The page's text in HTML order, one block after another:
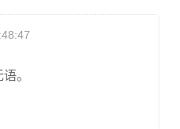
。